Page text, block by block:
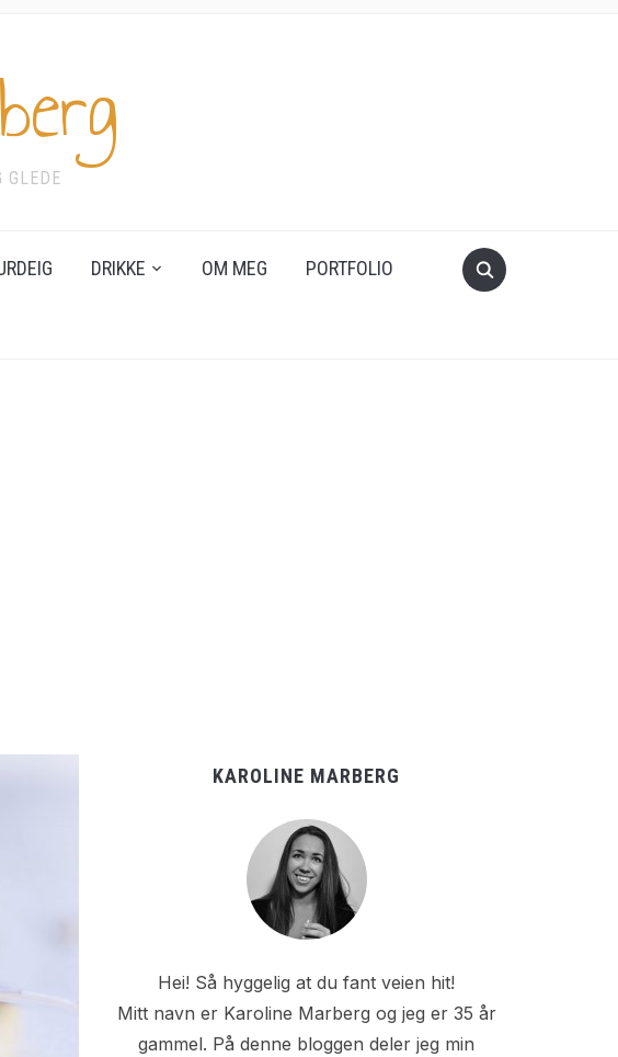
GLEDE
DRIKKE OM MEG PORTFOLIO
KAROLINE MARBERG
Hei! Så hyggelig at du fant veien hit!
Mitt navn er Karoline Marberg og jeg er 35 år
gammel. På denne bloggen deler jeg min